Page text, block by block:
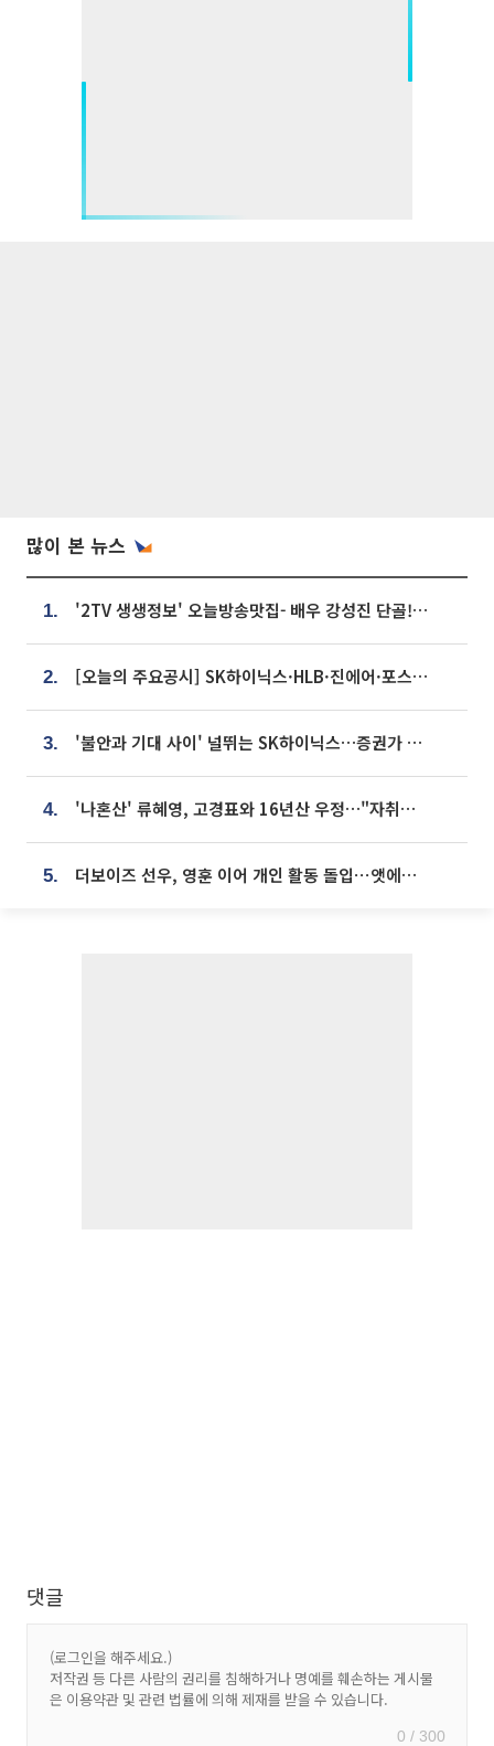
많이 본 뉴스
1. '2TV 생생정보' 오늘방송맛집- 배우 강성진 단골! 쌀국수ㆍ푸팟퐁 커리 맛집 '블○○○'
2. [오늘의 주요공시] SK하이닉스·HLB·진에어·포스코홀딩스·네이버·대우건설 등
3. '불안과 기대 사이' 널뛰는 SK하이닉스…증권가 "HBM4·LTA 기반 펀터멘털 견고"
4. '나혼산' 류혜영, 고경표와 16년산 우정…"자취방서 부모님과 마주쳐"
5. 더보이즈 선우, 영훈 이어 개인 활동 돌입⋯앳에어리어와 전속계약
댓글
0 / 300